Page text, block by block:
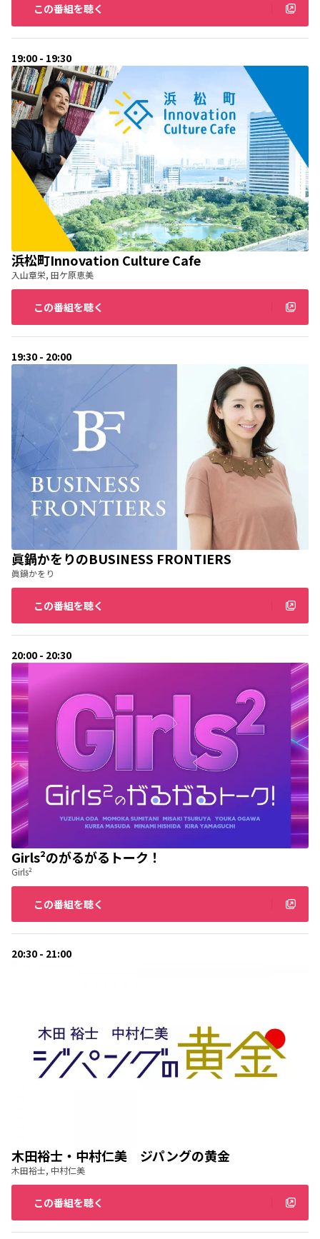
この番組を聴く
19:00 - 19:30
浜松町Innovation Culture Cafe
入山章栄, 田ケ原恵美
この番組を聴く
19:30 - 20:00
眞鍋かをりのBUSINESS FRONTIERS
眞鍋かをり
この番組を聴く
20:00 - 20:30
Girls²のがるがるトーク！
Girls²
この番組を聴く
20:30 - 21:00
木田裕士・中村仁美 ジパングの黄金
木田裕士, 中村仁美
この番組を聴く